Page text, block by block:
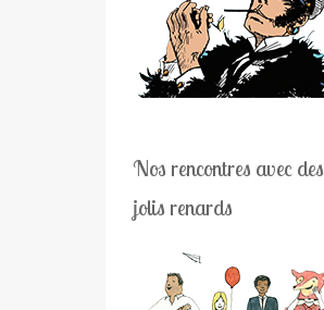
Nos rencontres avec des
jolis renards